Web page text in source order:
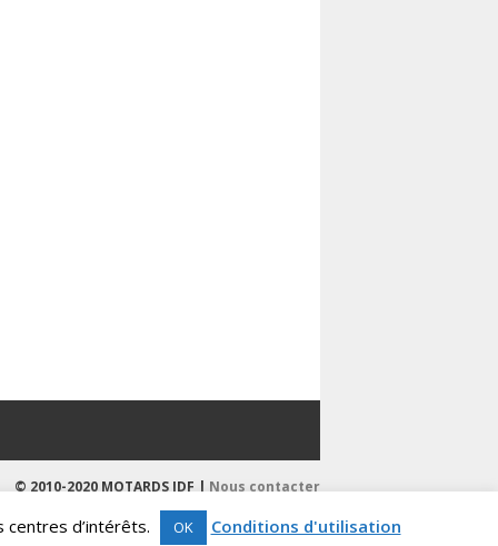
© 2010-2020 MOTARDS IDF | Nous contacter
centres d’intérêts. OK Conditions d'utilisation